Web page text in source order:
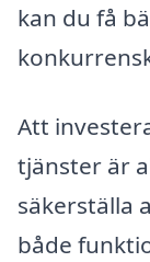
kan du få
Att
tjänster är
säkerställa
både